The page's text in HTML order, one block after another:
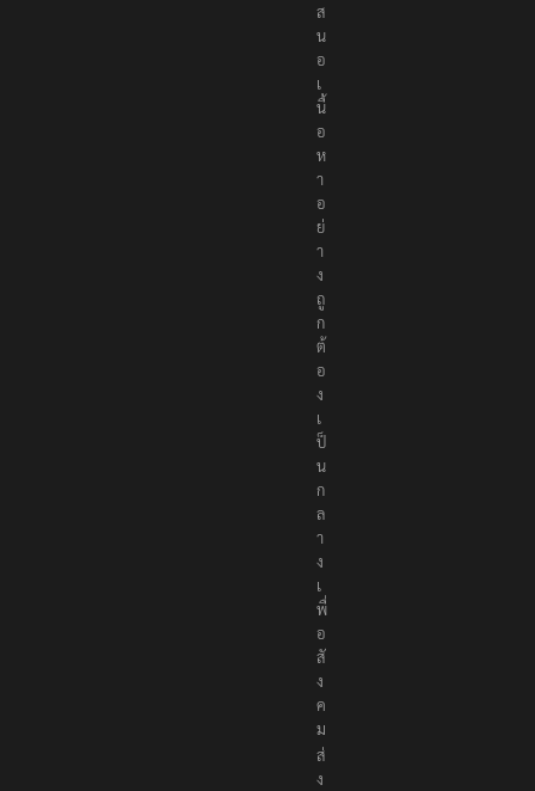
ส
น
อ
เ
นื้
อ
ห
า
อ
ย่
า
ง
ถู
ก
ต้
อ
ง
เ
ป็
น
ก
ล
า
ง
เ
พื่
อ
สั
ง
ค
ม
ส่
ง